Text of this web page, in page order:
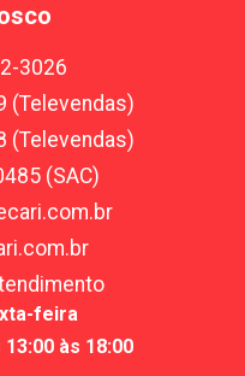
3026
(Televendas)
(Televendas)
(SAC)
feira
às 18:00